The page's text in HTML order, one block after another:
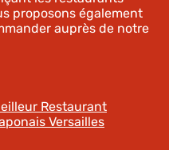
proposons également
auprès de notre
Restaurant
Versailles